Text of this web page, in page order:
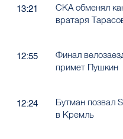
13:21
СКА обменял
вратаря
12:55
Финал
примет Пушкин
12:24
Бутман позвал
в Кремль